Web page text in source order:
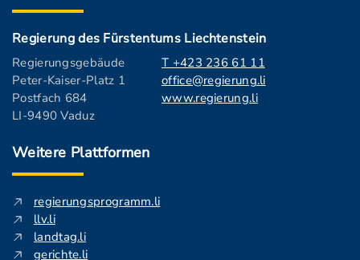
Regierung des Fürstentums Liechtenstein
Regierungsgebäude
Peter-Kaiser-Platz 1
Postfach 684
LI-9490 Vaduz
T +423 236 61 11
office@regierung.li
www.regierung.li
Weitere Plattformen
regierungsprogramm.li
llv.li
landtag.li
gerichte.li